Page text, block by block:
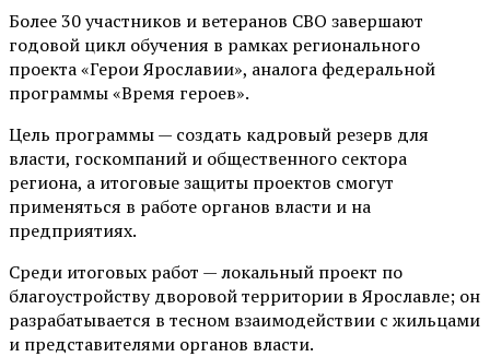
Более 30 участников и ветеранов СВО завершают
годовой цикл обучения в рамках регионального
проекта «Герои Ярославии», аналога федеральной
программы «Время героев».
Цель программы — создать кадровый резерв для
власти, госкомпаний и общественного сектора
региона, а итоговые защиты проектов смогут
применяться в работе органов власти и на
предприятиях.
Среди итоговых работ — локальный проект по
благоустройству дворовой территории в Ярославле; он
разрабатывается в тесном взаимодействии с жильцами
и представителями органов власти.